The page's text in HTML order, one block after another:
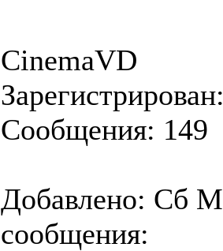
CinemaVD
Сообщения: 149
Добавлено: Сб
сообщения: